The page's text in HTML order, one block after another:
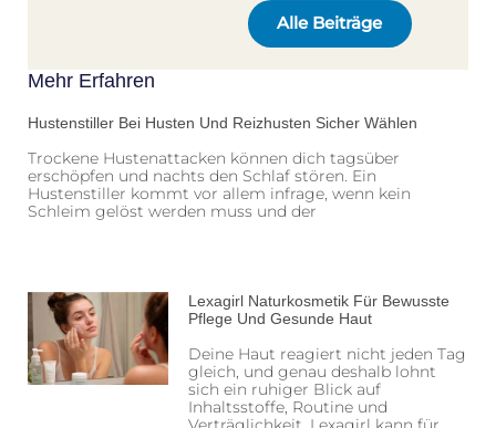
Alle Beiträge
Mehr Erfahren
Hustenstiller Bei Husten Und Reizhusten Sicher Wählen
Trockene Hustenattacken können dich tagsüber
erschöpfen und nachts den Schlaf stören. Ein
Hustenstiller kommt vor allem infrage, wenn kein
Schleim gelöst werden muss und der
Lexagirl Naturkosmetik Für Bewusste
Pflege Und Gesunde Haut
Deine Haut reagiert nicht jeden Tag
gleich, und genau deshalb lohnt
sich ein ruhiger Blick auf
Inhaltsstoffe, Routine und